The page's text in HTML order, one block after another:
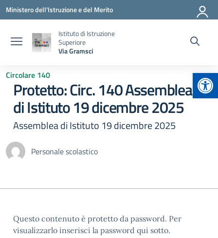
Vai ai contenuti
Vai al menu di navigazione
Vai al footer
Ministero dell'Istruzione e del Merito
Istituto di Istruzione
Superiore
Via Gramsci
Circolare 140
Protetto: Circ. 140 Assemblea
di Istituto 19 dicembre 2025
Assemblea di Istituto 19 dicembre 2025
Personale scolastico
Questo contenuto è protetto da password. Per
visualizzarlo inserisci la password qui sotto.